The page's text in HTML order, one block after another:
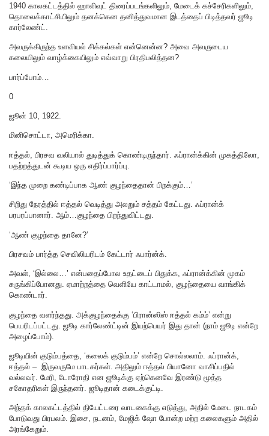
1940 காலகட்டத்தில் ஹாலிவுட் திரைப்படங்களிலும், மேடைக் கச்சேரிகளிலும்,
தொலைக்காட்சியிலும் தனக்கென தனித்துவமான இடத்தைப் பிடித்தவர் ஜூடி
கார்லேண்ட்.
அவருக்கிருந்த உளவியல் சிக்கல்கள் என்னென்ன? அவை அவருடைய
கலையிலும் வாழ்க்கையிலும் எவ்வாறு பிரதிபலித்தன?
பார்ப்போம்…
0
ஜூன் 10, 1922.
மினிசொட்டா, அமெரிக்கா.
ஈத்தல், பிரசவ வலியால் துடித்துக் கொண்டிருந்தார். ஃப்ரான்க்கின் முகத்திலோ,
பதற்றத்துடன் கூடிய ஒரு எதிர்ப்பார்ப்பு.
‘இந்த முறை கண்டிப்பாக ஆண் குழந்தைதான் பிறக்கும்…’
சிறிது நேரத்தில் ஈத்தல் வெடித்து அலறும் சத்தம் கேட்டது. ஃப்ரான்க்
பரபரப்பானார். ஆம்…குழந்தை பிறந்துவிட்டது.
‘ஆண் குழந்தை தானே?’
பிரசவம் பார்த்த செவிலியரிடம் கேட்டார் ஃபார்ன்க்.
அவள், ‘இல்லை…’ என்பதைப்போல உதட்டைப் பிதுக்க, ஃப்ரான்க்கின் முகம்
சுருங்கிப்போனது. ஏமாற்றத்தை வெளியே காட்டாமல், குழந்தையை வாங்கிக்
கொண்டார்.
குழந்தை வளர்ந்தது. அக்குழந்தைக்கு ‘பிரான்ஸிஸ் ஈத்தல் கம்ம்’ என்று
பெயரிடப்பட்டது. ஜூடி கார்லேண்ட்டின் இயற்பெயர் இது தான் (நாம் ஜூடி என்றே
அழைப்போம்).
ஜூடியின் குடும்பத்தை, ‘கலைக் குடும்பம்’ என்றே சொல்லலாம். ஃப்ரான்க்,
ஈத்தல் – இருவருமே பாடகர்கள். அதிலும் ஈத்தல் பியானோ வாசிப்பதில்
வல்லவர். மேரி, டோரோதி என ஜூடிக்கு ஏற்கெனவே இரண்டு மூத்த
சகோதரிகள் இருந்தனர். ஜூடிதான் கடைக்குட்டி.
அந்தக் காலகட்டத்தில் தியேட்டரை வாடகைக்கு எடுத்து, அதில் மேடை நாடகம்
போடுவது பிரபலம். இசை, நடனம், மேஜிக் ஷோ போன்ற மற்ற கலைகளும் அதில்
அரங்கேறும்.